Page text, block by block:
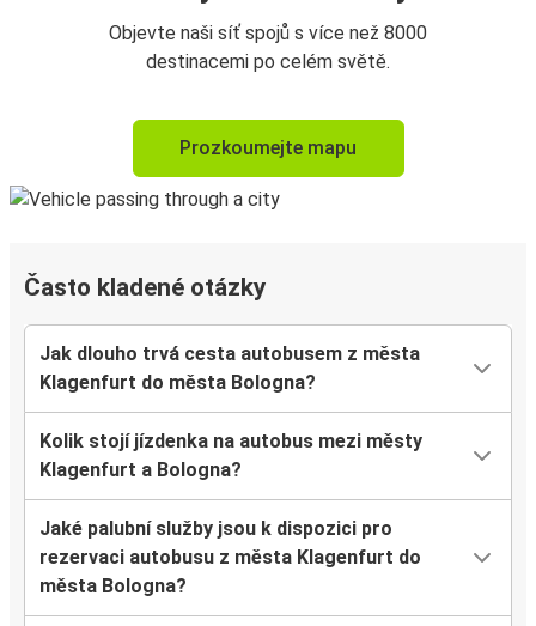
Objevte naši síť spojů s více než 8000
destinacemi po celém světě.
Prozkoumejte mapu
Často kladené otázky
Jak dlouho trvá cesta autobusem z města
Klagenfurt do města Bologna?
Kolik stojí jízdenka na autobus mezi městy
Klagenfurt a Bologna?
Jaké palubní služby jsou k dispozici pro
rezervaci autobusu z města Klagenfurt do
města Bologna?